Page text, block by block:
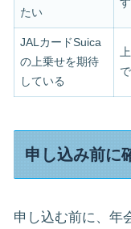
たい
す
JALカードSuica
の上乗せを期待
している
申し込み前に
申し込む前に、年